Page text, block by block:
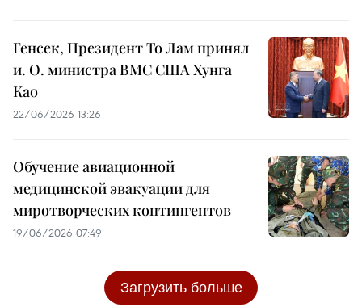
Генсек, Президент То Лам принял
и. О. министра ВМС США Хунга
Као
22/06/2026 13:26
Обучение авиационной
медицинской эвакуации для
миротворческих контингентов
19/06/2026 07:49
Загрузить больше